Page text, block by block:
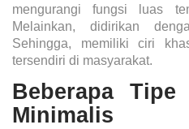
mengurangi fungsi luas
Melainkan, didirikan
Sehingga, memiliki ciri
tersendiri di masyarakat.
Beberapa Tipe
Minimalis